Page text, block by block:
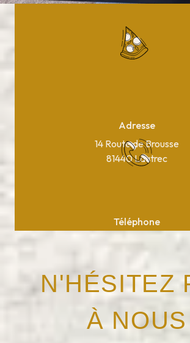
Adresse
14 Route de Brousse
81440 Lautrec
Téléphone
N'HÉSITEZ
À NOUS